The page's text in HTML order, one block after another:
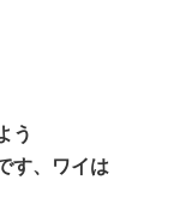
う
す、ワイは